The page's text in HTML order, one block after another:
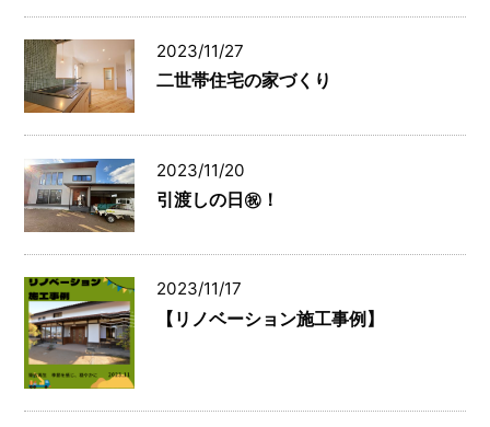
2023/11/27
二世帯住宅の家づくり
2023/11/20
引渡しの日㊗！
2023/11/17
【リノベーション施工事例】